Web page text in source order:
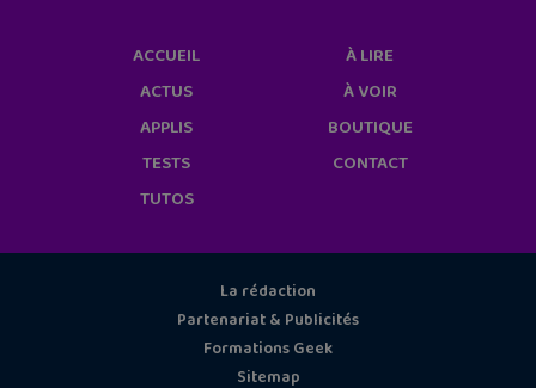
ACCUEIL
ACTUS
APPLIS
TESTS
TUTOS
À LIRE
À VOIR
BOUTIQUE
CONTACT
La rédaction
Partenariat & Publicités
Formations Geek
Sitemap